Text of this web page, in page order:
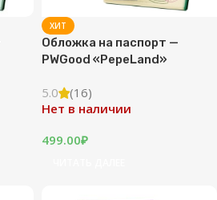
ХИТ
Обложка на паспорт —
PWGood «PepeLand»
5.0
(16)
Нет в наличии
499.00₽